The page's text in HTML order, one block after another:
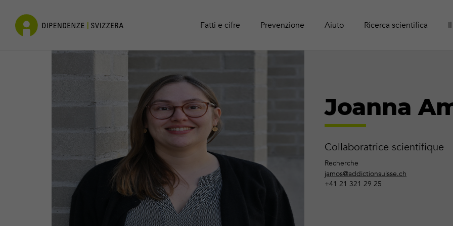
Fatti e cifre
Cocaina Attività online
Prevenzione
Aiuto Ricerca scientifica
Contatto
Joanna
Collaboratrice scientifique
Recherche
jamos@addictionsuisse.ch
+41 21 321 29 25